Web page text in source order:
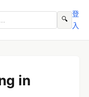
🔍
登
入
in